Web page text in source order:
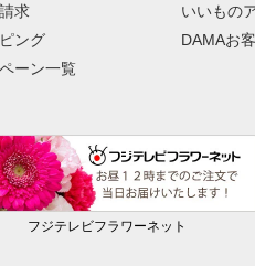
求
ング
ーン一覧
いいもの
DAMAお
フジテレビフラワーネット